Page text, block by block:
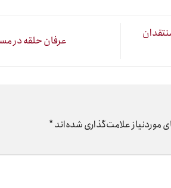
عرفان حلقه در
علامت‌گذاری شده‌اند*